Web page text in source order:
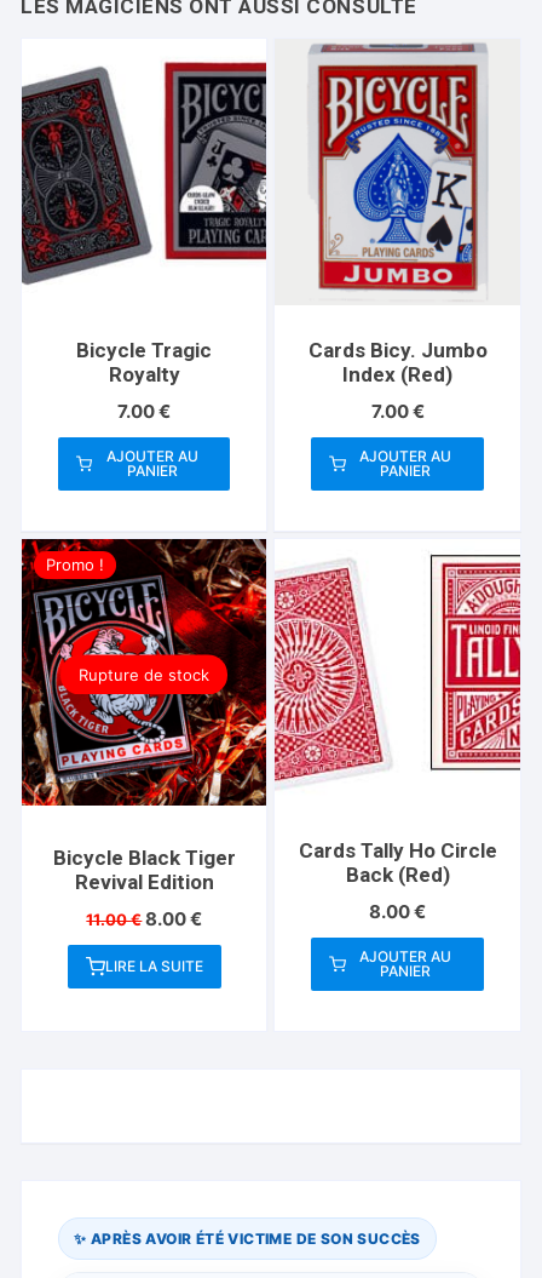
Bicycle Tragic
Royalty
7.00€
AJOUTER AU
PANIER
Cards Bicy. Jumbo
Index (Red)
7.00€
AJOUTER AU
PANIER
Rupture de stock
Promo !
Bicycle Black Tiger
Revival Edition
11.00€Le
prix
initial
était :
8.00€Le
prix
actuel
est :
LIRE LA SUITE
Cards Tally Ho Circle
Back (Red)
8.00€
AJOUTER AU
PANIER
✨ APRÈS AVOIR ÉTÉ VICTIME DE SON SUCCÈS